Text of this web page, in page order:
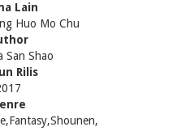
Lain
Huo Mo Chu
San Shao
Rilis